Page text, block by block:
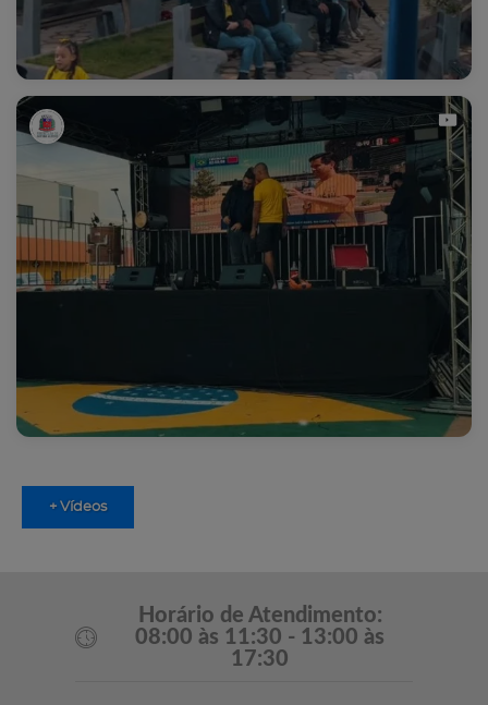
+ Vídeos
Horário de Atendimento:
08:00 às 11:30 - 13:00 às
17:30